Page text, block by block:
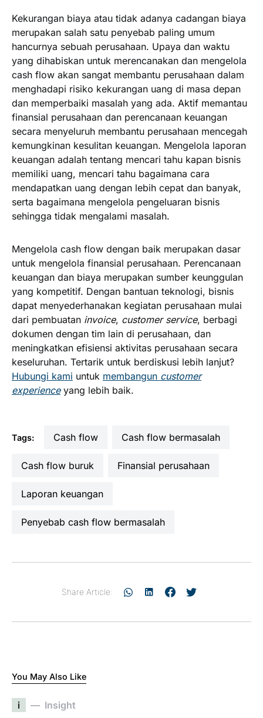
Kekurangan biaya atau tidak adanya cadangan biaya
merupakan salah satu penyebab paling umum
hancurnya sebuah perusahaan. Upaya dan waktu
yang dihabiskan untuk merencanakan dan mengelola
cash flow akan sangat membantu perusahaan dalam
menghadapi risiko kekurangan uang di masa depan
dan memperbaiki masalah yang ada. Aktif memantau
finansial perusahaan dan perencanaan keuangan
secara menyeluruh membantu perusahaan mencegah
kemungkinan kesulitan keuangan. Mengelola laporan
keuangan adalah tentang mencari tahu kapan bisnis
memiliki uang, mencari tahu bagaimana cara
mendapatkan uang dengan lebih cepat dan banyak,
serta bagaimana mengelola pengeluaran bisnis
sehingga tidak mengalami masalah.
Mengelola cash flow dengan baik merupakan dasar
untuk mengelola finansial perusahaan. Perencanaan
keuangan dan biaya merupakan sumber keunggulan
yang kompetitif. Dengan bantuan teknologi, bisnis
dapat menyederhanakan kegiatan perusahaan mulai
dari pembuatan invoice, customer service, berbagi
dokumen dengan tim lain di perusahaan, dan
meningkatkan efisiensi aktivitas perusahaan secara
keseluruhan. Tertarik untuk berdiskusi lebih lanjut?
Hubungi kami untuk membangun customer
experience yang lebih baik.
Tags: cash flow cash flow bermasalah
cash flow buruk finansial perusahaan
laporan keuangan
penyebab cash flow bermasalah
Share Article:
You May Also Like
i Insight